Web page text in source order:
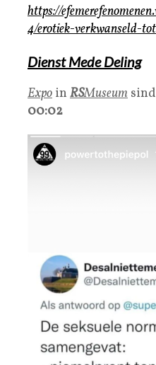
https://
4/erotiek-verkwanseld-
Dienst Mede Deling
Expo in RSMuseum
00:02